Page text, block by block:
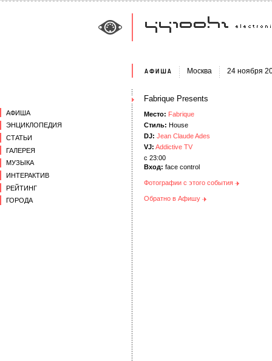
АФИША
ЭНЦИКЛОПЕДИЯ
СТАТЬИ
ГАЛЕРЕЯ
МУЗЫКА
ИНТЕРАКТИВ
РЕЙТИНГ
ГОРОДА
Москва 24 ноября
Fabrique Presents
Место: Fabrique
Стиль: House
DJ: Jean Claude Ades
VJ: Addictive TV
c 23:00
Вход: face control
Фотографии с этого события
Обратно в Афишу